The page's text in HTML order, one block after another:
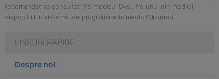
recomandat sa consultati fie medicul Dvs., fie unul din medicii
disponibili in sistemul de programare la medic Clickmed.
LINKURI RAPIDE
Despre noi